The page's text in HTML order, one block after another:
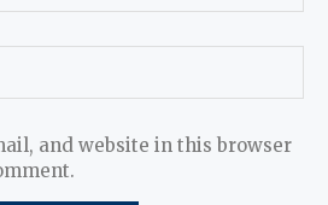
and website in this browser